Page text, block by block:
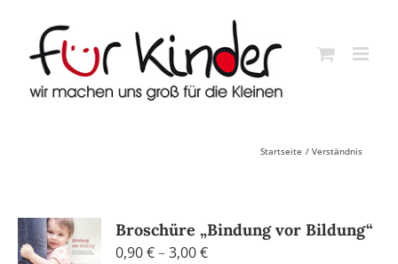
content
Startseite Verständnis
Broschüre „Bindung vor Bildung“
0,90€–3,00€Preisspanne: